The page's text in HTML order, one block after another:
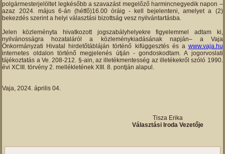
polgármesterjelöltet legkésőbb a szavazást megelőző harmincnegyedik napon –
azaz 2024. május 6-án (hétfő)16.00 óráig - kell bejelenteni, amelyet a (2)
bekezdés szerint a helyi választási bizottság vesz nyilvántartásba.
Jelen közleményta hivatkozott jogszabályhelyekre figyelemmel adtam ki,
nyilvánosságra hozataláról a közleménykiadásának napján– a Vaja
Önkormányzati Hivatal hirdetőtábláján történő kifüggesztés és a www.vaja.hu
internetes oldalon történő megjelenés útján - gondoskodtam. A jogorvoslati
tájékoztatás a Ve. 208-212. §-ain, az illetékmentesség az illetékekről szóló 1990.
évi XCIII. törvény 2. mellékletének XIII. 8. pontján alapul.
Vaja, 2024. április 04.
Tisza Erika
Választási Iroda Vezetője